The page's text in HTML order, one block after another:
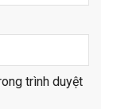
trình duyệt